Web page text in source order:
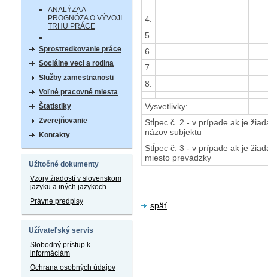
ANALÝZA A
PROGNÓZA O VÝVOJI
TRHU PRÁCE
Sprostredkovanie práce
Sociálne veci a rodina
Služby zamestnanosti
Voľné pracovné miesta
Štatistiky
Zverejňovanie
Kontakty
Užitočné dokumenty
Vzory žiadostí v slovenskom
jazyku a iných jazykoch
Právne predpisy
Užívateľský servis
Slobodný prístup k
informáciám
Ochrana osobných údajov
4.
5.
6.
7.
8.
Vysvetlivky:
Stĺpec č. 2 - v prípade ak je
názov subjektu
Stĺpec č. 3 - v prípade ak je
miesto prevádzky
späť